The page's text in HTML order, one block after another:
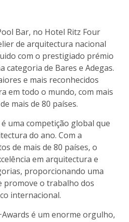
Bar, no Hotel Ritz Four
de arquitectura nacional
com o prestigiado prémio
categoria de Bares e Adegas.
e mais reconhecidos
em todo o mundo, com mais
mais de 80 países.
uma competição global que
do ano. Com a
de mais de 80 países, o
em arquitectura e
proporcionando uma
promove o trabalho dos
internacional.
é um enorme orgulho,